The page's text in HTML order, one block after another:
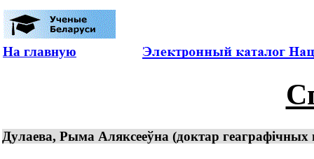
На главную
Дулаева, Рыма Аляксееўна (доктар